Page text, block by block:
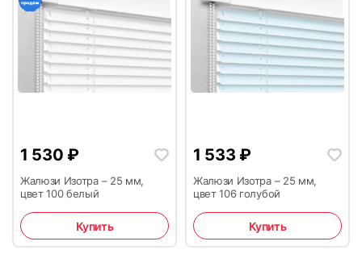
1 530 ₽
Жалюзи Изотра – 25 мм,
цвет 100 белый
Купить
1 533 ₽
Жалюзи Изотра – 25 мм,
цвет 106 голубой
Купить